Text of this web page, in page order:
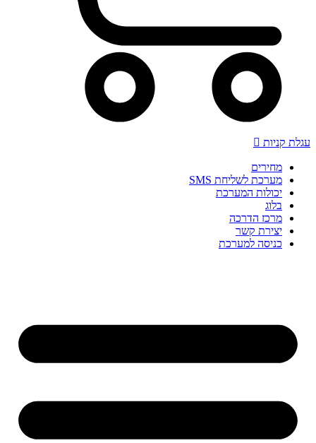
עגלת קניות
מחירים
מערכת לשליחת SMS
יכולות המערכת
בלוג
מרכז הדרכה
יצירת קשר
כניסה למערכת